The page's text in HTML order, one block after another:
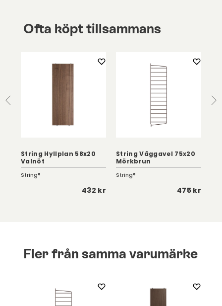
Ofta köpt tillsammans
String Hyllplan 58x20
Valnöt
String®
432 kr
String Väggavel 75x20
Mörkbrun
String®
475 kr
Fler från samma varumärke